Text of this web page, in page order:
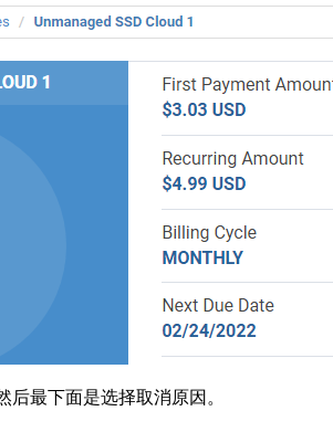
最下面是选择取消原因。